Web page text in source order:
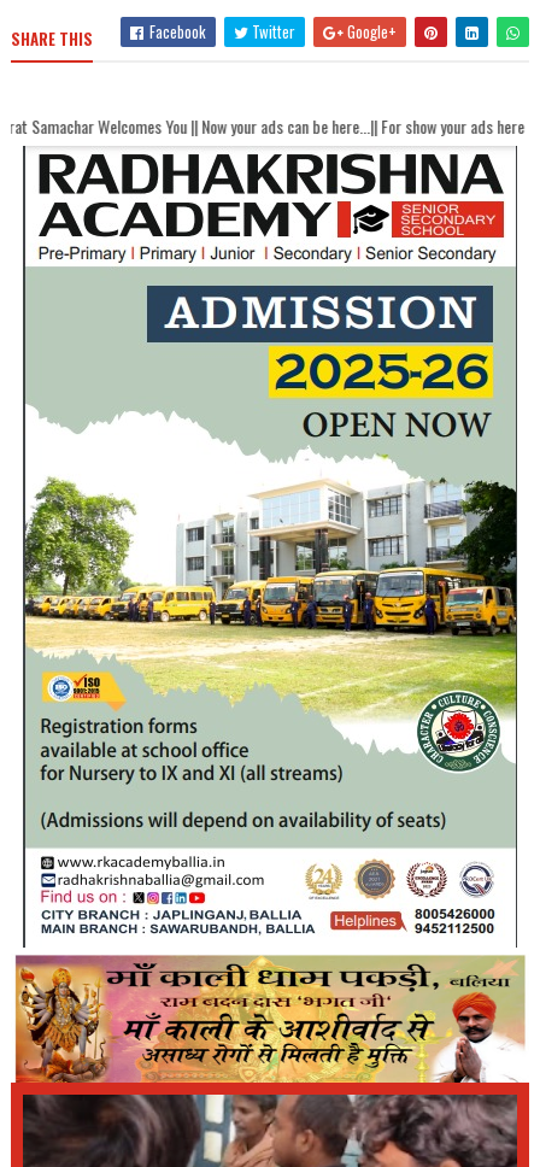
SHARE THIS Facebook Twitter Google+
You || Now your ads can be here...|| For show your ads here contact